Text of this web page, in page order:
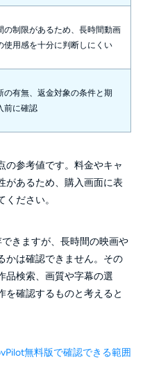
の制限があるため、長時間動画
使用感を十分に判断しにくい
の有無、返金対象の条件と期
前に確認
参考値です。料金やキャ
があるため、購入画面に表
ださい。
きますが、長時間の映画や
かは確認できません。その
品検索、画質や字幕の選
を確認するものと考えると
無料版で確認できる範囲